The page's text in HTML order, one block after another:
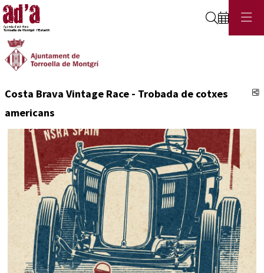
Cerca
Costa Brava Vintage Race - Trobada de cotxes
americans